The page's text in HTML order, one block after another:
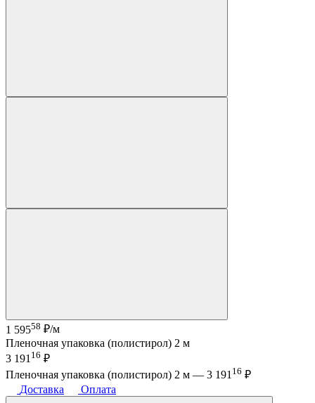
1 59558 ₽/м
Пленочная упаковка (полистирол) 2 м
3 191 16 ₽
Пленочная упаковка (полистирол) 2 м — 3 191 16 ₽
Доставка
Оплата